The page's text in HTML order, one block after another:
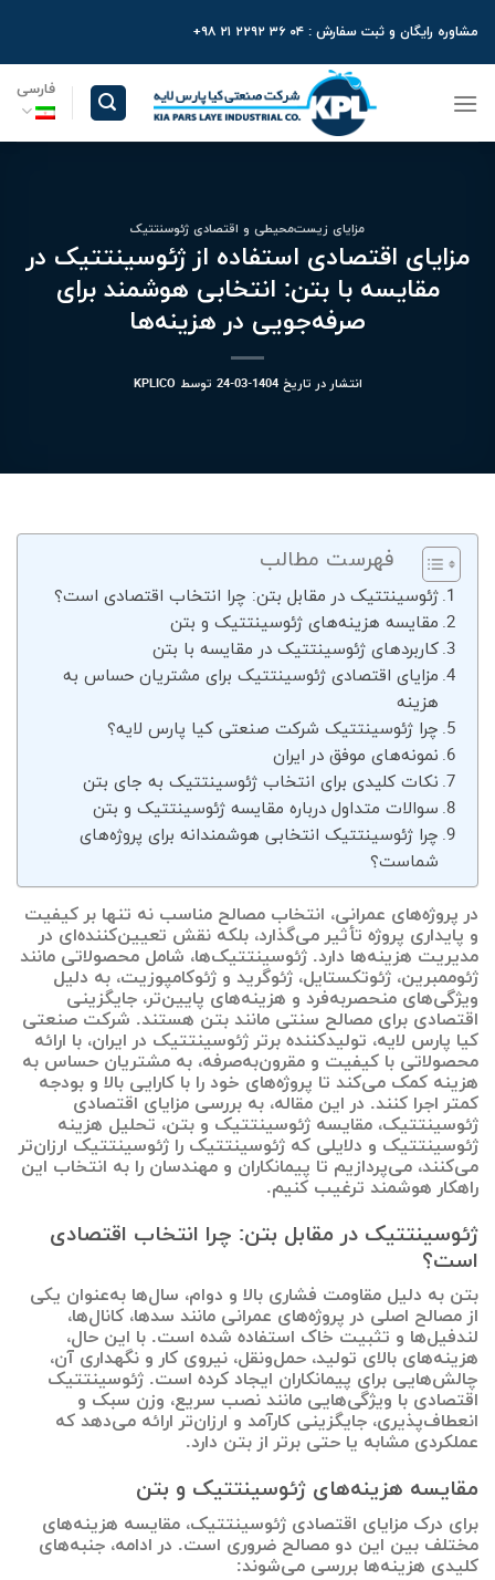
content
مشاوره رایگان و ثبت سفارش : ۰۴ ۳۶ ۲۲۹۲ ۲۱ ۹۸+
فارسی
مزایای زیست‌محیطی و اقتصادی ژئوسنتتیک
مزایای اقتصادی استفاده از ژئوسینتتیک در
مقایسه با بتن: انتخابی هوشمند برای
صرفه‌جویی در هزینه‌ها
انتشار در تاریخ1404-03-24 توسط KPLICO
فهرست مطالب
ژئوسینتتیک در مقابل بتن: چرا انتخاب اقتصادی است؟
مقایسه هزینه‌های ژئوسینتتیک و بتن
کاربردهای ژئوسینتتیک در مقایسه با بتن
مزایای اقتصادی ژئوسینتتیک برای مشتریان حساس به
هزینه
چرا ژئوسینتتیک شرکت صنعتی کیا پارس لایه؟
نمونه‌های موفق در ایران
نکات کلیدی برای انتخاب ژئوسینتتیک به جای بتن
سوالات متداول درباره مقایسه ژئوسینتتیک و بتن
چرا ژئوسینتتیک انتخابی هوشمندانه برای پروژه‌های
شماست؟
در پروژه‌های عمرانی، انتخاب مصالح مناسب نه تنها بر کیفیت
و پایداری پروژه تأثیر می‌گذارد، بلکه نقش تعیین‌کننده‌ای در
مدیریت هزینه‌ها دارد. ژئوسینتتیک‌ها، شامل محصولاتی مانند
ژئوممبرین، ژئوتکستایل، ژئوگرید و ژئوکامپوزیت، به دلیل
ویژگی‌های منحصربه‌فرد و هزینه‌های پایین‌تر، جایگزینی
اقتصادی برای مصالح سنتی مانند بتن هستند. شرکت صنعتی
کیا پارس لایه، تولیدکننده برتر ژئوسینتتیک در ایران، با ارائه
محصولاتی با کیفیت و مقرون‌به‌صرفه، به مشتریان حساس به
هزینه کمک می‌کند تا پروژه‌های خود را با کارایی بالا و بودجه
کمتر اجرا کنند. در این مقاله، به بررسی مزایای اقتصادی
ژئوسینتتیک، مقایسه ژئوسینتتیک و بتن، تحلیل هزینه
ژئوسینتتیک و دلایلی که ژئوسینتتیک را ژئوسینتتیک ارزان‌تر
می‌کنند، می‌پردازیم تا پیمانکاران و مهندسان را به انتخاب این
راهکار هوشمند ترغیب کنیم.
ژئوسینتتیک در مقابل بتن: چرا انتخاب اقتصادی
است؟
بتن به دلیل مقاومت فشاری بالا و دوام، سال‌ها به‌عنوان یکی
از مصالح اصلی در پروژه‌های عمرانی مانند سدها، کانال‌ها،
لندفیل‌ها و تثبیت خاک استفاده شده است. با این حال،
هزینه‌های بالای تولید، حمل‌ونقل، نیروی کار و نگهداری آن،
چالش‌هایی برای پیمانکاران ایجاد کرده است. ژئوسینتتیک
اقتصادی با ویژگی‌هایی مانند نصب سریع، وزن سبک و
انعطاف‌پذیری، جایگزینی کارآمد و ارزان‌تر ارائه می‌دهد که
عملکردی مشابه یا حتی برتر از بتن دارد.
مقایسه هزینه‌های ژئوسینتتیک و بتن
برای درک مزایای اقتصادی ژئوسینتتیک، مقایسه هزینه‌های
مختلف بین این دو مصالح ضروری است. در ادامه، جنبه‌های
کلیدی هزینه‌ها بررسی می‌شوند: